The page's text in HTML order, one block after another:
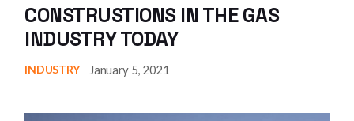
CONSTRUSTIONS IN THE GAS
INDUSTRY TODAY
INDUSTRY January 5, 2021